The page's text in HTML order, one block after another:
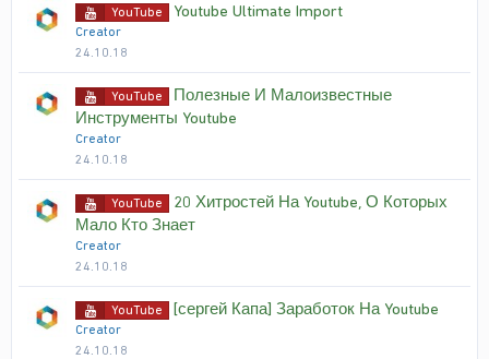
YouTube Youtube Ultimate Import
Creator
24.10.18
YouTube
Полезные И Малоизвестные
Инструменты Youtube
Creator
24.10.18
YouTube
20 Хитростей На Youtube, О Которых
Мало Кто Знает
Creator
24.10.18
YouTube [сергей Капа] Заработок На Youtube
Creator
24.10.18